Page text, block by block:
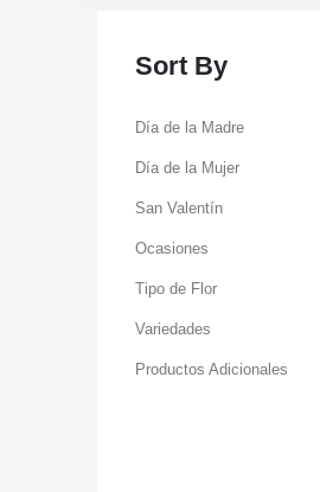
Sort By
Día de la Madre
Día de la Mujer
San Valentín
Ocasiones
Tipo de Flor
Variedades
Productos Adicionales